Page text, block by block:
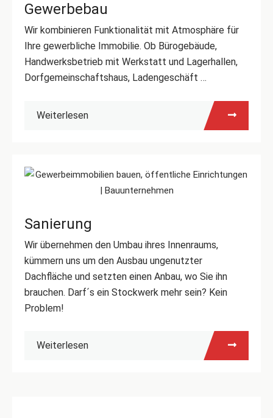
Gewerbebau
Wir kombinieren Funktionalität mit Atmosphäre für
Ihre gewerbliche Immobilie. Ob Bürogebäude,
Handwerksbetrieb mit Werkstatt und Lagerhallen,
Dorfgemeinschaftshaus, Ladengeschäft …
Weiterlesen
Sanierung
Wir übernehmen den Umbau ihres Innenraums,
kümmern uns um den Ausbau ungenutzter
Dachfläche und setzten einen Anbau, wo Sie ihn
brauchen. Darf´s ein Stockwerk mehr sein? Kein
Problem!
Weiterlesen